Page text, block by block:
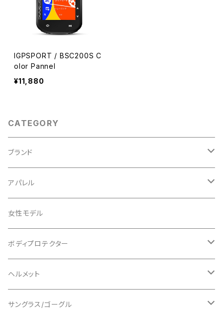
IGPSPORT / BSC200S C
olor Pannel
¥11,880
CATEGORY
ブランド
ABUS/アブス
ADEPT/アデプト
AENOMALY/アエノマリー
ALL MOUNTAIN STYLE
AVID/アヴィド
アパレル
Tシャツ
ジャージ
ロングスリーブ
ショートスリーブ
ジャケット
ショーツ
女性モデル
ボディプロテクター
エルボー/肘
ニー/膝
ヘルメット
ロード
サングラス/ゴーグル